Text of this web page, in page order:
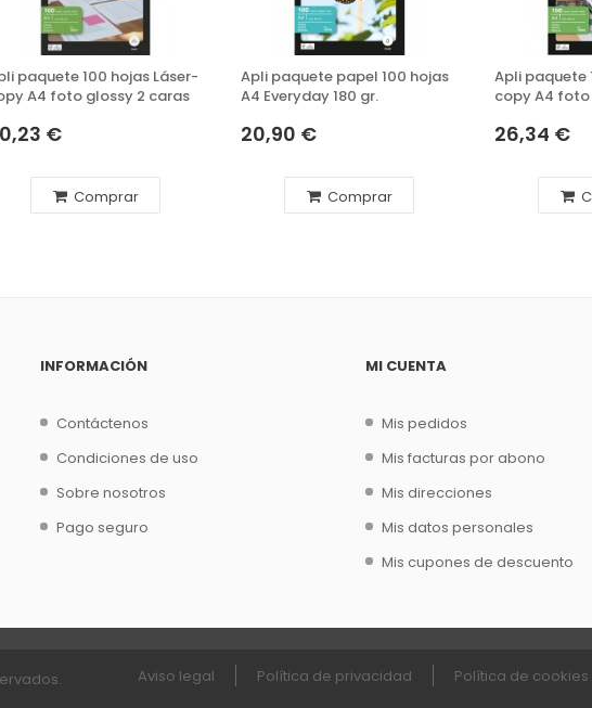
paquete 100 hojas Láser-
A4 foto glossy 2 caras
€
Comprar
Apli paquete papel 100 hojas
A4 Everyday 180 gr.
20,90 €
Comprar
Apli paquete
copy A4
26,34 €
INFORMACIÓN
Contáctenos
Condiciones de uso
Sobre nosotros
Pago seguro
MI CUENTA
Mis pedidos
Mis facturas por abono
Mis direcciones
Mis datos personales
Mis cupones de descuento
Aviso legal Política de privacidad Política de cookies